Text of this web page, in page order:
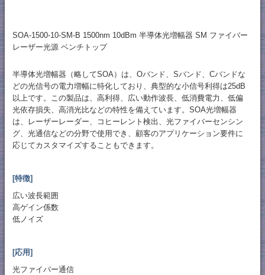
SOA-1500-10-SM-B 1500nm 10dBm 半導体光増幅器 SM ファイバー
レーザー光源 ベンチトップ
半導体光増幅器（略してSOA）は、Oバンド、Sバンド、Cバンドな
どの光信号の電力増幅に特化しており、典型的な小信号利得は25dB
以上です。この製品は、高利得、広い動作波長、低消費電力、低偏
光依存損失、高消光比などの特性を備えています。SOA光増幅器
は、レーザーレーダー、コヒーレント検出、光ファイバーセンシン
グ、光通信などの分野で使用でき、顧客のアプリケーション要件に
応じてカスタマイズすることもできます。
[特徴]
広い波長範囲
高ゲイン係数
低ノイズ
[応用]
光ファイバー通信